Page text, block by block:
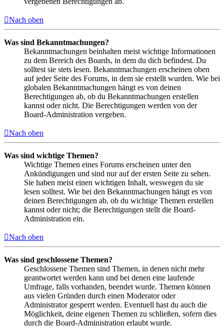
Nach oben
Was sind Bekanntmachungen?
Bekanntmachungen beinhalten meist wichtige Informationen
zu dem Bereich des Boards, in dem du dich befindest. Du
solltest sie stets lesen. Bekanntmachungen erscheinen oben
auf jeder Seite des Forums, in dem sie erstellt wurden. Wie bei
globalen Bekanntmachungen hängt es von deinen
Berechtigungen ab, ob du Bekanntmachungen erstellen
kannst oder nicht. Die Berechtigungen werden von der
Board-Administration vergeben.
Nach oben
Was sind wichtige Themen?
Wichtige Themen eines Forums erscheinen unter den
Ankündigungen und sind nur auf der ersten Seite zu sehen.
Sie haben meist einen wichtigen Inhalt, weswegen du sie
lesen solltest. Wie bei den Bekanntmachungen hängt es von
deinen Berechtigungen ab, ob du wichtige Themen erstellen
kannst oder nicht; die Berechtigungen stellt die Board-
Administration ein.
Nach oben
Was sind geschlossene Themen?
Geschlossene Themen sind Themen, in denen nicht mehr
geantwortet werden kann und bei denen eine laufende
Umfrage, falls vorhanden, beendet wurde. Themen können
aus vielen Gründen durch einen Moderator oder
Administrator gesperrt werden. Eventuell hast du auch die
Möglichkeit, deine eigenen Themen zu schließen, sofern dies
durch die Board-Administration erlaubt wurde.